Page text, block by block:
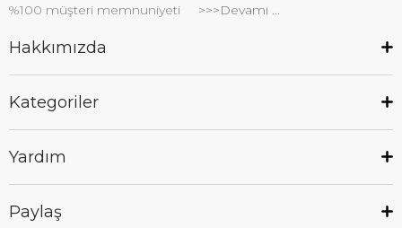
%100 müşteri memnuniyeti
>>>Devamı ...
Hakkımızda
Kategoriler
Yardım
Paylaş